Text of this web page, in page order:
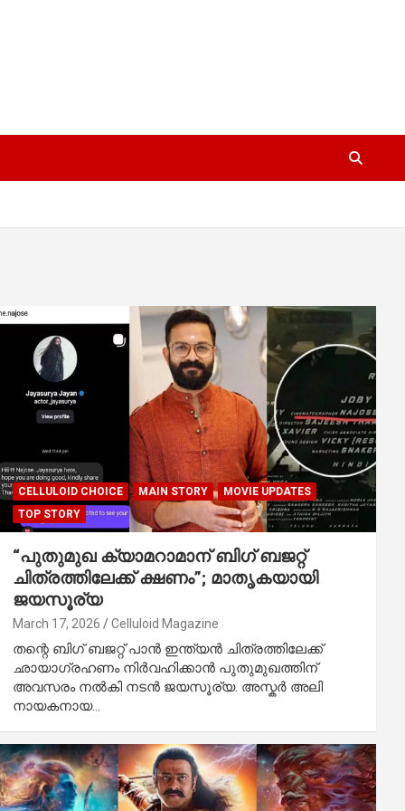
CELLULOID CHOICE MAIN STORY
MOVIE UPDATES
TOP STORY
“പുതുമുഖ ക്യാമറാമാന് ബിഗ് ബജറ്റ്
ചിത്രത്തിലേക്ക് ക്ഷണം”; മാതൃകയായി
ജയസൂര്യ
March 17, 2026 Celluloid Magazine
തന്റെ ബിഗ് ബജറ്റ് പാൻ ഇന്ത്യൻ ചിത്രത്തിലേക്ക്
ഛായാഗ്രഹണം നിർവഹിക്കാൻ പുതുമുഖത്തിന്
അവസരം നൽകി നടൻ ജയസൂര്യ. അസ്കർ അലി
നായകനായ…